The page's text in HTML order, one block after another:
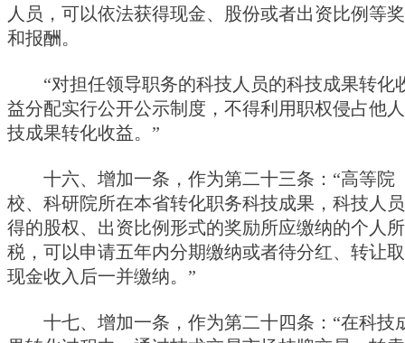
人员，可以依法获得现金、股份或者出资比例等
和报酬。
“对担任领导职务的科技人员的科技成果转化
益分配实行公开公示制度，不得利用职权侵占他
技成果转化收益。”
十六、增加一条，作为第二十三条：“高等院
校、科研院所在本省转化职务科技成果，科技人
得的股权、出资比例形式的奖励所应缴纳的个人
税，可以申请五年内分期缴纳或者待分红、转让
现金收入后一并缴纳。”
十七、增加一条，作为第二十四条：“在科技